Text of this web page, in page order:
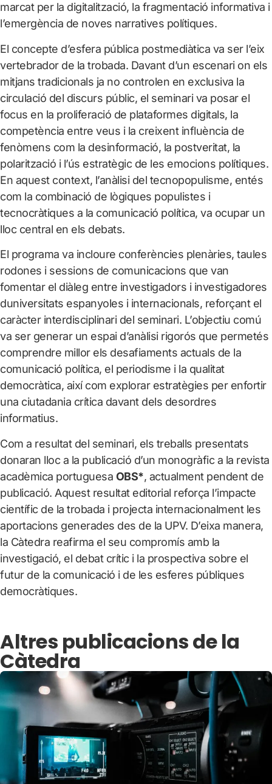
marcat per la digitalització, la fragmentació informativa i
l’emergència de noves narratives polítiques.
El concepte d’esfera pública postmediàtica va ser l’eix
vertebrador de la trobada. Davant d’un escenari on els
mitjans tradicionals ja no controlen en exclusiva la
circulació del discurs públic, el seminari va posar el
focus en la proliferació de plataformes digitals, la
competència entre veus i la creixent influència de
fenòmens com la desinformació, la postveritat, la
polarització i l’ús estratègic de les emocions polítiques.
En aquest context, l’anàlisi del tecnopopulisme, entés
com la combinació de lògiques populistes i
tecnocràtiques a la comunicació política, va ocupar un
lloc central en els debats.
El programa va incloure conferències plenàries, taules
rodones i sessions de comunicacions que van
fomentar el diàleg entre investigadors i investigadores
duniversitats espanyoles i internacionals, reforçant el
caràcter interdisciplinari del seminari. L’objectiu comú
va ser generar un espai d’anàlisi rigorós que permetés
comprendre millor els desafiaments actuals de la
comunicació política, el periodisme i la qualitat
democràtica, així com explorar estratègies per enfortir
una ciutadania crítica davant dels desordres
informatius.
Com a resultat del seminari, els treballs presentats
donaran lloc a la publicació d’un monogràfic a la revista
acadèmica portuguesa OBS*, actualment pendent de
publicació. Aquest resultat editorial reforça l’impacte
científic de la trobada i projecta internacionalment les
aportacions generades des de la UPV. D’eixa manera,
la Càtedra reafirma el seu compromís amb la
investigació, el debat crític i la prospectiva sobre el
futur de la comunicació i de les esferes públiques
democràtiques.
Altres publicacions de la
Càtedra